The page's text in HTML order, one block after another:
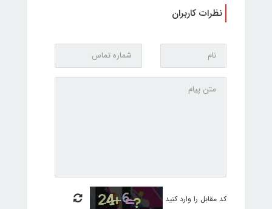
نظرات کاربران
کد مقابل را وارد کنید